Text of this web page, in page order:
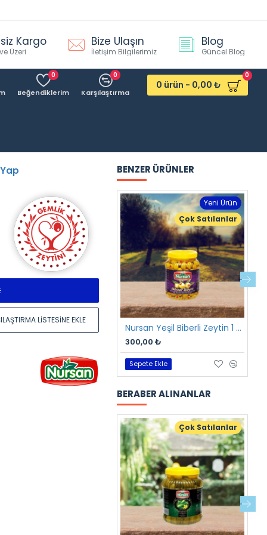
Kargo
Üzeri
Bize Ulaşın
İletişim Bilgilerimiz
Blog
Güncel Blog
Beğendiklerim
0
Karşılaştırma
0
0 ürün - 0,00 ₺
0
LISTESINE EKLE
BENZER ÜRÜNLER
Yeni Ürün
Çok Satılanlar
Nursan Yeşil Biberli Zeytin 1 kg
300,00 ₺
Sepete Ekle
BERABER ALINANLAR
Çok Satılanlar